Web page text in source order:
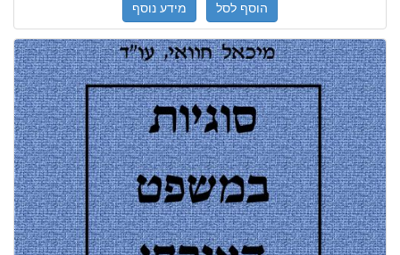
הוסף לסל מידע נוסף